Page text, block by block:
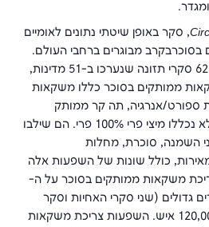
, סקר באופן שיטתי נתונים לאומיים
מבוגרים ברחבי העולם.
החוקרים אספו נתונים מתוך 62 סקרי תזונה שנערכו ב-51 מדינות,
איש.משקאות ממותקים בסוכר כללו משקאות
ספורט/אנרגיה, תה קר ממותק
ומשקאות ממותקים ביתיים. לא נכללו מיצי פרי 100% פרי. הם שילבו
השמנה, סוכרת, מחלות
כולל שונות של השפעות אלה
משקאות ממותקים בסוכר על ה-
גדולים (שני סקרי האחיות וסקר
הרופאים), שכללו ביחד כ-120,000 איש. השפעות צריכת משקאות